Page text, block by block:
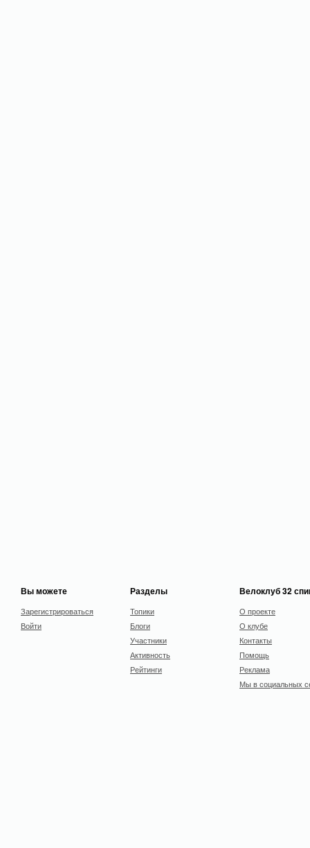
Вы можете
Зарегистрироваться
Войти
Разделы
Топики
Блоги
Участники
Активность
Рейтинги
Велоклуб 32
О проекте
О клубе
Контакты
Помощь
Реклама
Мы в социальных